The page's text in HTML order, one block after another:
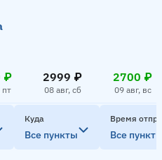
₽
пт
2999 ₽
08 авг, сб
2700 ₽
09 авг, вс
Куда
Все пункты
Время
Все